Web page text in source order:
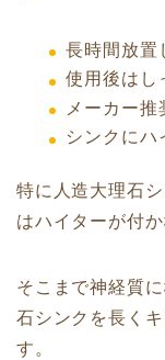
長時間放置
使用後はし
メーカー推
シンクにハ
特に人造大理石
はハイターが付
そこまで神経質
石シンクを長く
す。